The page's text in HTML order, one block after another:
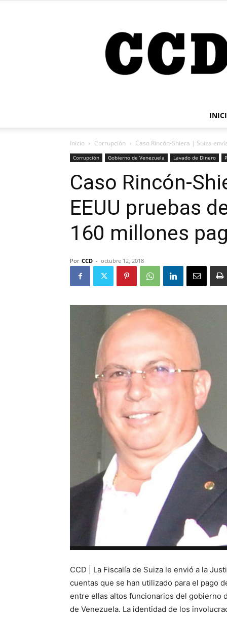
Inicio Corrupción Caso Rincón-Shiera | Suiza
Corrupción Gobierno de Venezuela Lavado de Dinero
Caso Rincón-
EEUU pruebas
160 millones
Por CCD - octubre 12, 2018
CCD | La Fiscalía de Suiza le envió a la
cuentas que se han utilizado para el pago
entre ellas altos funcionarios del gobierno
de Venezuela. La identidad de los